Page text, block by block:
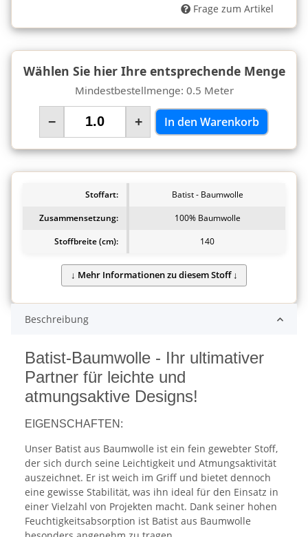
Frage zum Artikel
Wählen Sie hier Ihre entsprechende Menge
Mindestbestellmenge: 0.5 Meter
− + In den Warenkorb
Stoffart:
Batist - Baumwolle
Zusammensetzung:
100% Baumwolle
Stoffbreite (cm):
140
Beschreibung
Batist-Baumwolle - Ihr ultimativer
Partner für leichte und
atmungsaktive Designs!
EIGENSCHAFTEN:
Unser Batist aus Baumwolle ist ein fein gewebter Stoff,
der sich durch seine Leichtigkeit und Atmungsaktivität
auszeichnet. Er ist weich im Griff und bietet dennoch
eine gewisse Stabilität, was ihn ideal für den Einsatz in
einer Vielzahl von Projekten macht. Dank seiner hohen
Feuchtigkeitsabsorption ist Batist aus Baumwolle